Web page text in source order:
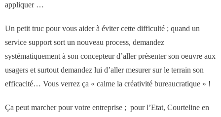
appliquer …
Un petit truc pour vous aider à éviter cette difficulté ; quand un
service support sort un nouveau process, demandez
systématiquement à son concepteur d’aller présenter son oeuvre aux
usagers et surtout demandez lui d’aller mesurer sur le terrain son
efficacité… Vous verrez ça « calme la créativité bureaucratique » !
Ça peut marcher pour votre entreprise ; pour l’Etat, Courteline en